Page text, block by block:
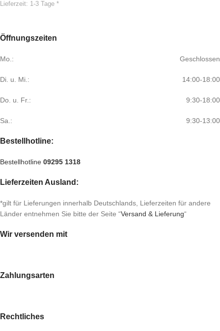
Lieferzeit: 1-3 Tage *
Öffnungszeiten
Mo.: Geschlossen
Di. u. Mi.: 14:00-18:00
Do. u. Fr.: 9:30-18:00
Sa.: 9:30-13:00
Bestellhotline:
Bestellhotline 09295 1318
Lieferzeiten Ausland:
*gilt für Lieferungen innerhalb Deutschlands, Lieferzeiten für andere
Länder entnehmen Sie bitte der Seite “Versand & Lieferung“
Wir versenden mit
Zahlungsarten
Rechtliches